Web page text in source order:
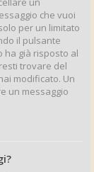
che vuoi
per un limitato
il pulsante
ha già risposto al
trovare del
modificato. Un
un messaggio